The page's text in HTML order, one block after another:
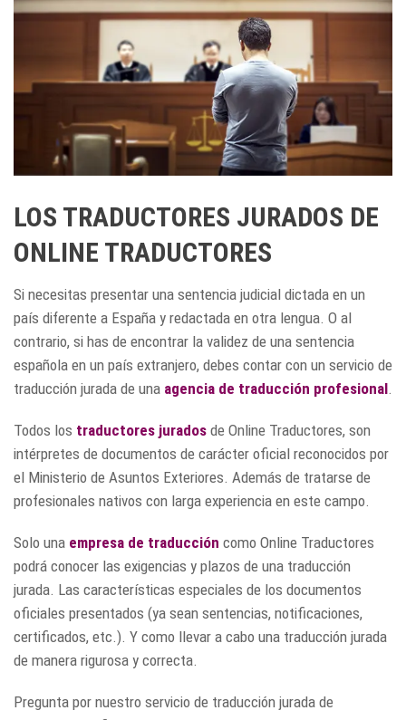
LOS TRADUCTORES JURADOS DE
ONLINE TRADUCTORES
Si necesitas presentar una sentencia judicial dictada en un
país diferente a España y redactada en otra lengua. O al
contrario, si has de encontrar la validez de una sentencia
española en un país extranjero, debes contar con un servicio de
traducción jurada de una agencia de traducción profesional
Todos los traductores jurados de Online Traductores, son
intérpretes de documentos de carácter oficial reconocidos por
el Ministerio de Asuntos Exteriores. Además de tratarse de
profesionales nativos con larga experiencia en este campo.
Solo una empresa de traducción como Online Traductores
podrá conocer las exigencias y plazos de una traducción
jurada. Las características especiales de los documentos
oficiales presentados (ya sean sentencias, notificaciones,
certificados, etc.). Y como llevar a cabo una traducción jurada
de manera rigurosa y correcta.
Pregunta por nuestro servicio de traducción jurada de